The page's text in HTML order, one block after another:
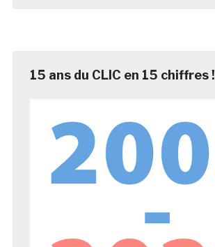
15 ans du CLIC en 15 chiffres !